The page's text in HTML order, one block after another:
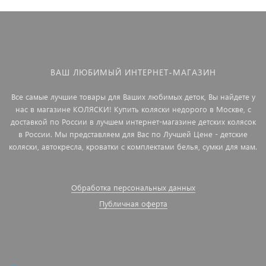
ВАШ ЛЮБИМЫЙ ИНТЕРНЕТ-МАГАЗИН
Все самые лучшие товары для Ваших любимых деток, Вы найдете у
нас в магазине КОЛЯСКИ! Купить коляски недорого в Москве, с
доставкой по России в лучшем интернет-магазине детских колясок
в России. Мы представляем для Вас по Лучшей Цене - детские
коляски, автокресла, кроватки с комплектами белья, сумки для мам.
Обработка персональных данных
Публичная оферта